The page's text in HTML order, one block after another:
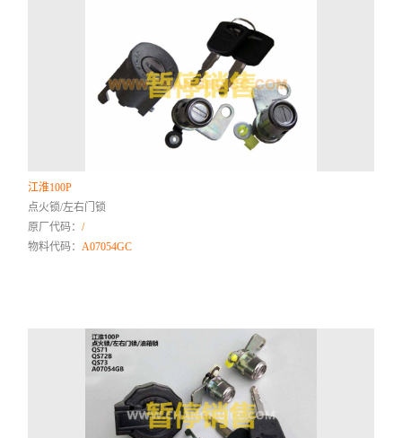
江淮100P
点火锁/左右门锁
原厂代码：/
物料代码：A07054GC